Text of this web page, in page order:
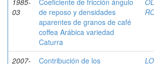
1985-
03
Coeficiente de fricción ángulo
de reposo y densidades
aparentes de granos de café
coffea Arábica variedad
Caturra
2007-
Contribución de los